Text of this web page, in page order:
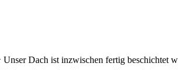
Unser Dach ist inzwischen fertig beschichtet